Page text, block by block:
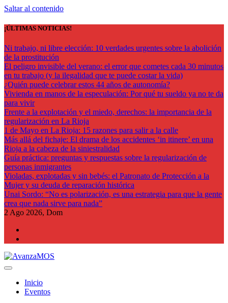
Saltar al contenido
¡ÚLTIMAS NOTICIAS!
Ni trabajo, ni libre elección: 10 verdades urgentes sobre la abolición
de la prostitución
El peligro invisible del verano: el error que cometes cada 30 minutos
en tu trabajo (y la ilegalidad que te puede costar la vida)
¿Quién puede celebrar estos 44 años de autonomía?
Vivienda en manos de la especulación: Por qué tu sueldo ya no te da
para vivir
Frente a la explotación y el miedo, derechos: la importancia de la
regularización en La Rioja
1 de Mayo en La Rioja: 15 razones para salir a la calle
Más allá del fichaje: El drama de los accidentes ‘in itinere’ en una
Rioja a la cabeza de la siniestralidad
Guía práctica: preguntas y respuestas sobre la regularización de
personas inmigrantes
Violadas, explotadas y sin bebés: el Patronato de Protección a la
Mujer y su deuda de reparación histórica
Unai Sordo: “No es polarización, es una estrategia para que la gente
crea que nada sirve para nada”
2 Ago 2026, Dom
Inicio
Eventos